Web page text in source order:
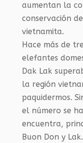
aumentan la
conservación
vietnamita.
Hace más de
elefantes
Dak Lak
la región
paquidermos.
el número se
encuentra,
Buon Don y Lak.